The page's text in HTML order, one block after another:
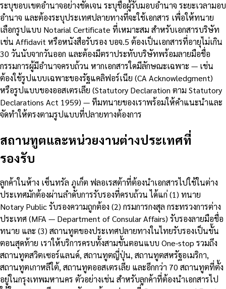
ระบุขอบเขตอำนาจอย่างชัดเจน ระบุชื่อผู้รับมอบอำนาจ ระยะเวลามอบ
อำนาจ และต้องระบุประเทศปลายทางที่จะใช้เอกสาร เพื่อให้ทนาย
เลือกรูปแบบ Notarial Certificate ที่เหมาะสม สำหรับเอกสารบริษัท
เช่น Affidavit หรือหนังสือรับรอง บอจ.5 ต้องเป็นเอกสารที่อายุไม่เกิน
30 วันนับจากวันออก และต้องมีตราประทับบริษัทพร้อมลายมือชื่อ
กรรมการผู้มีอำนาจครบถ้วน หากเอกสารใดมีลักษณะเฉพาะ — เช่น
ต้องใช้รูปแบบเฉพาะของรัฐแคลิฟอร์เนีย (CA Acknowledgment)
หรือรูปแบบของออสเตรเลีย (Statutory Declaration ตาม Statutory
Declarations Act 1959) — ทีมทนายของเราพร้อมให้คำแนะนำและ
จัดทำให้ตรงตามรูปแบบที่ปลายทางต้องการ
สถานทูตและหน่วยงานต่างประเทศที่
รองรับ
ลูกค้าในห้าง เซ็นทรัล ภูเก็ต ฟลอเรสต้าที่ต้องนำเอกสารไปใช้ในต่าง
ประเทศมักต้องผ่านลำดับการรับรองที่ครบถ้วน ได้แก่ (1) ทนาย
Notary Public รับรองความถูกต้อง (2) กรมการกงสุล กระทรวงการต่าง
ประเทศ (MFA — Department of Consular Affairs) รับรองลายมือชื่อ
ทนาย และ (3) สถานทูตของประเทศปลายทางในไทยรับรองเป็นขั้น
ตอนสุดท้าย เราให้บริการครบทั้งสามขั้นตอนแบบ One-stop รวมถึง
สถานทูตสวิตเซอร์แลนด์, สถานทูตญี่ปุ่น, สถานทูตสหรัฐอเมริกา,
สถานทูตเกาหลีใต้, สถานทูตออสเตรเลีย และอีกกว่า 70 สถานทูตที่ตั้ง
อยู่ในกรุงเทพมหานคร ตัวอย่างเช่น สำหรับลูกค้าที่ต้องนำเอกสารไป